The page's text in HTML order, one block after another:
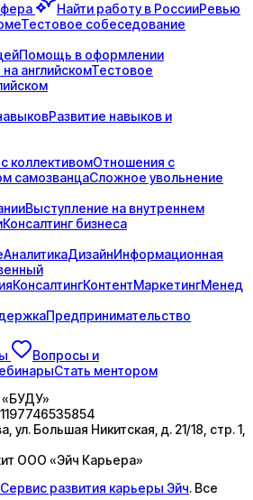
Найти работу в РоссииРевью
Тестовое собеседование
Помощь в оформлении
английскомТестовое
Развитие навыков и
коллективомОтношения с
самозванцаСложное увольнение
Выступление на внутреннем
Консалтинг бизнеса
АналитикаДизайнИнформационная
КонсалтингКонтентМаркетингМенед
Предпринимательство
Вопросы и
Стать ментором
1197746535854
ул. Большая Никитская, д. 21/18, стр. 1,
ООО «Эйч Карьера»
Сервис развития карьеры Эйч. Все